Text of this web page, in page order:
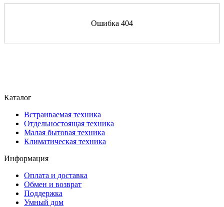
Ошибка 404
Каталог
Встраиваемая техника
Отдельностоящая техника
Малая бытовая техника
Климатическая техника
Информация
Оплата и доставка
Обмен и возврат
Поддержка
Умный дом